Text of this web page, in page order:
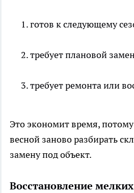
готов к следующему
требует плановой
требует ремонта или
Это экономит время,
весной заново разбирать
замену под объект.
Восстановление